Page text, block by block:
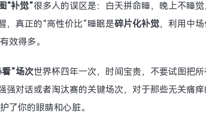
“补觉”很多人的误区是：白天拼命睡，晚上不睡
，真正的“高性价比”睡眠是碎片化补觉，利用中
效得多。
”场次世界杯四年一次，时间宝贵，不要试图把
强对话或者淘汰赛的关键场次，对于那些无关痛
了你的眼睛和心脏。